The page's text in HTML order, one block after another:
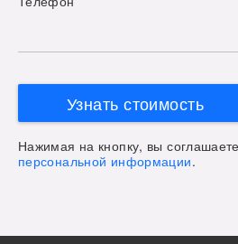
Узнать стоимость
Нажимая на кнопку, вы
персональной информации.